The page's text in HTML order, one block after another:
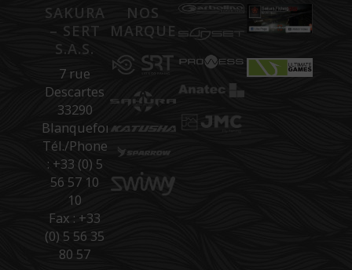
SAKURA
– SERT
S.A.S.
7 rue
Descartes
33290
Blanquefort
Tél./Phone
: +33 (0) 5
56 57 10
10
Fax : +33
(0) 5 56 35
80 57
NOS
MARQUES